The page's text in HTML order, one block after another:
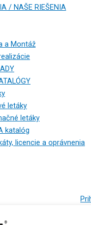
/ NAŠE RIEŠENIA
a Montáž
letáky
letáky
katalóg
licencie a oprávnenia